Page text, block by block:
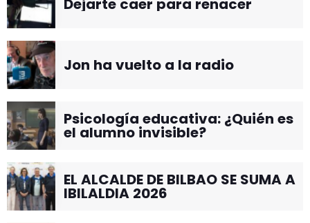
Dejarte caer para renacer
Jon ha vuelto a la radio
Psicología educativa: ¿Quién es
el alumno invisible?
EL ALCALDE DE BILBAO SE SUMA A
IBILALDIA 2026